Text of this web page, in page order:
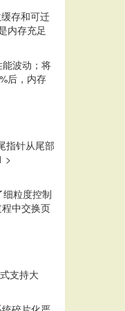
存和可迁
内存充足
波动；将
后，内存
指针从尾部
>
粒度控制
中交换页
支持大